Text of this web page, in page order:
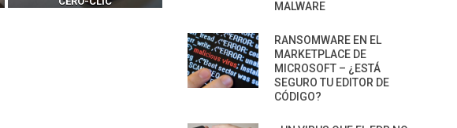
MALWARE
RANSOMWARE EN EL
MARKETPLACE DE
MICROSOFT – ¿ESTÁ
SEGURO TU EDITOR DE
CÓDIGO?